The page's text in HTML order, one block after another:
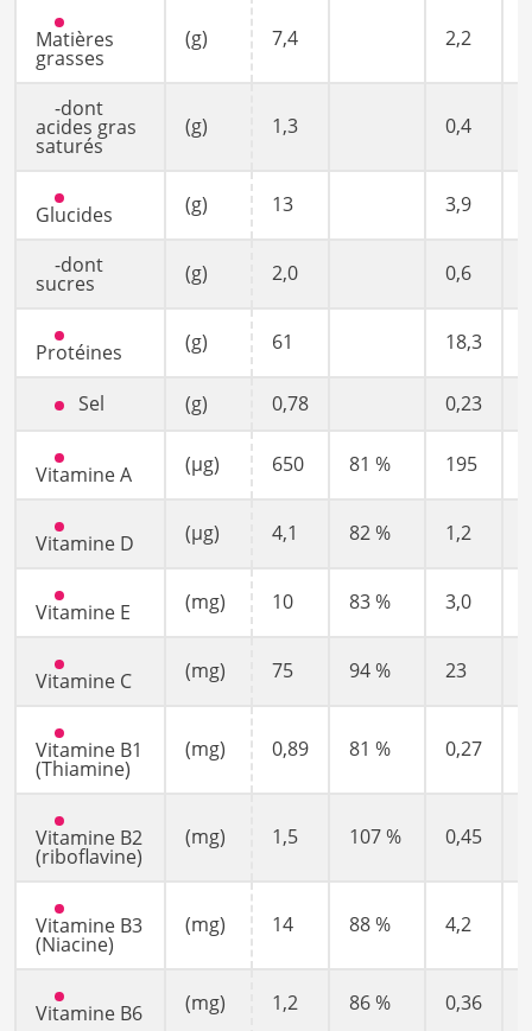
Matières
grasses
(g) 7,4 2,2
-dont
acides gras
saturés
(g) 1,3 0,4
Glucides (g) 13 3,9
-dont
sucres (g) 2,0 0,6
Protéines (g) 61 18,3
Sel (g) 0,78 0,23
Vitamine A (µg) 650 81 % 195
Vitamine D (µg) 4,1 82 % 1,2
Vitamine E (mg) 10 83 % 3,0
Vitamine C (mg) 75 94 % 23
Vitamine B1
(Thiamine)
(mg) 0,89 81 % 0,27
Vitamine B2
(riboflavine)
(mg) 1,5 107 % 0,45
Vitamine B3
(Niacine)
(mg) 14 88 % 4,2
Vitamine B6 (mg) 1,2 86 % 0,36